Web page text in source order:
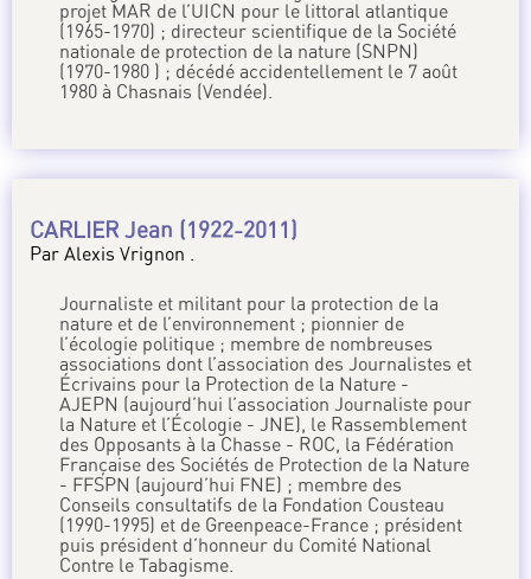
projet MAR de l’UICN pour le littoral atlantique
(1965-1970) ; directeur scientifique de la Société
nationale de protection de la nature (SNPN)
(1970-1980 ) ; décédé accidentellement le 7 août
1980 à Chasnais (Vendée).
CARLIER Jean (1922-2011)
Par Alexis Vrignon .
Journaliste et militant pour la protection de la
nature et de l’environnement ; pionnier de
l’écologie politique ; membre de nombreuses
associations dont l’association des Journalistes et
Écrivains pour la Protection de la Nature -
AJEPN (aujourd’hui l’association Journaliste pour
la Nature et l’Écologie - JNE), le Rassemblement
des Opposants à la Chasse - ROC, la Fédération
Française des Sociétés de Protection de la Nature
- FFSPN (aujourd’hui FNE) ; membre des
Conseils consultatifs de la Fondation Cousteau
(1990-1995) et de Greenpeace-France ; président
puis président d’honneur du Comité National
Contre le Tabagisme.